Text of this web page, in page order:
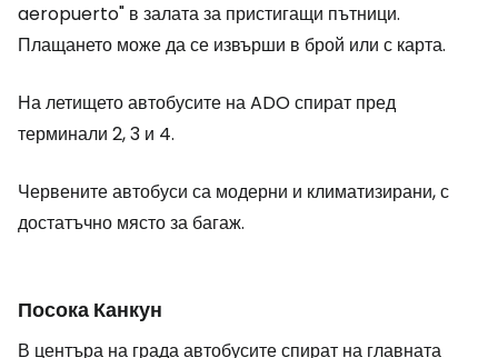
aeropuerto" в залата за пристигащи пътници.
Плащането може да се извърши в брой или с карта.
На летището автобусите на ADO спират пред
терминали 2, 3 и 4.
Червените автобуси са модерни и климатизирани, с
достатъчно място за багаж.
Посока Канкун
В центъра на града автобусите спират на главната